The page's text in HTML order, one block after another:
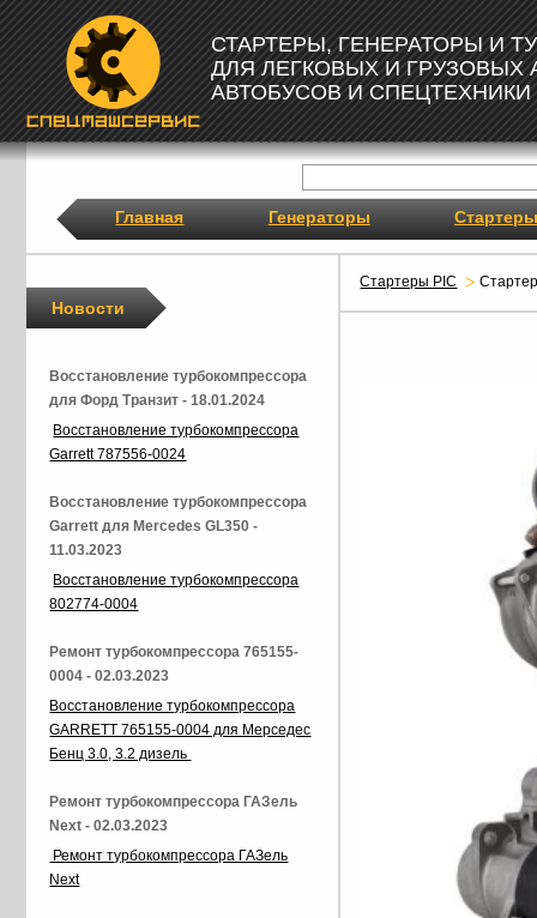
СТАРТЕРЫ, ГЕНЕРАТОРЫ И
ДЛЯ ЛЕГКОВЫХ И ГРУЗОВЫХ
АВТОБУСОВ И СПЕЦТЕХНИКИ
Главная Генераторы Стартеры
Стартеры PIC
Новости
Восстановление турбокомпрессора
для Форд Транзит - 18.01.2024
Восстановление турбокомпрессора
Garrett 787556-0024
Восстановление турбокомпрессора
Garrett для Mercedes GL350 -
11.03.2023
Восстановление турбокомпрессора
802774-0004
Ремонт турбокомпрессора 765155-
0004 - 02.03.2023
Восстановление турбокомпрессора
GARRETT 765155-0004 для Мерседес
Бенц 3.0, 3.2 дизель
Ремонт турбокомпрессора ГАЗель
Next - 02.03.2023
Ремонт турбокомпрессора ГАЗель
Next